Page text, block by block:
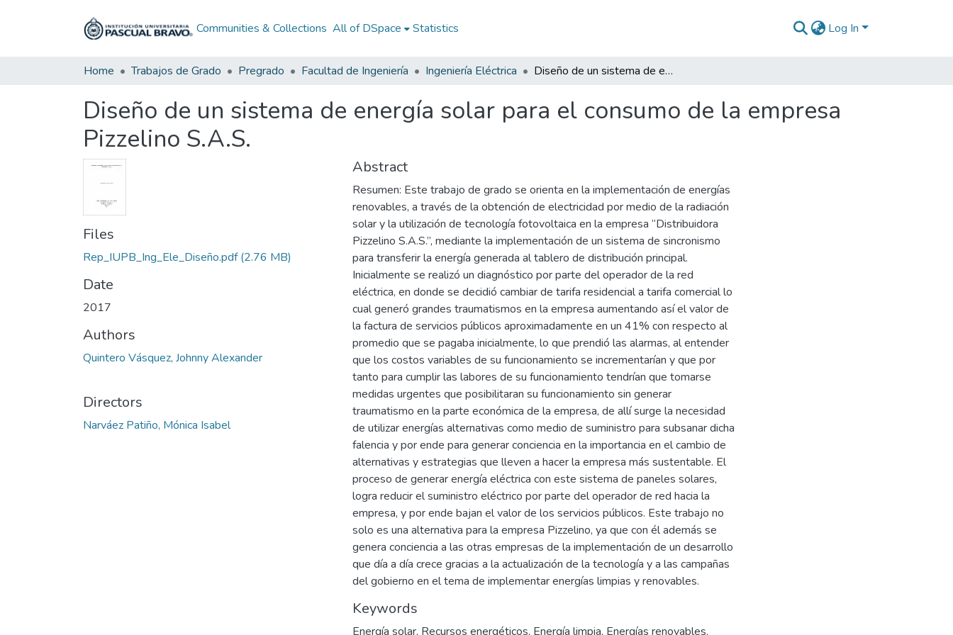
Communities & Collections All of DSpace Statistics Log In
Home Trabajos de Grado Pregrado Facultad de Ingeniería Ingeniería Eléctrica Diseño de un sistema de energía solar para el consumo de la empresa Pizzelino S.A.S.
Diseño de un sistema de energía solar para el consumo de la empresa
Pizzelino S.A.S.
Files
Rep_IUPB_Ing_Ele_Diseño.pdf(2.76 MB)
Date
2017
Authors
Quintero Vásquez, Johnny Alexander
Directors
Narváez Patiño, Mónica Isabel
Abstract
Resumen: Este trabajo de grado se orienta en la implementación de energías
renovables, a través de la obtención de electricidad por medio de la radiación
solar y la utilización de tecnología fotovoltaica en la empresa “Distribuidora
Pizzelino S.A.S.”, mediante la implementación de un sistema de sincronismo
para transferir la energía generada al tablero de distribución principal.
Inicialmente se realizó un diagnóstico por parte del operador de la red
eléctrica, en donde se decidió cambiar de tarifa residencial a tarifa comercial lo
cual generó grandes traumatismos en la empresa aumentando así el valor de
la factura de servicios públicos aproximadamente en un 41% con respecto al
promedio que se pagaba inicialmente, lo que prendió las alarmas, al entender
que los costos variables de su funcionamiento se incrementarían y que por
tanto para cumplir las labores de su funcionamiento tendrían que tomarse
medidas urgentes que posibilitaran su funcionamiento sin generar
traumatismo en la parte económica de la empresa, de allí surge la necesidad
de utilizar energías alternativas como medio de suministro para subsanar dicha
falencia y por ende para generar conciencia en la importancia en el cambio de
alternativas y estrategias que lleven a hacer la empresa más sustentable. El
proceso de generar energía eléctrica con este sistema de paneles solares,
logra reducir el suministro eléctrico por parte del operador de red hacia la
empresa, y por ende bajan el valor de los servicios públicos. Este trabajo no
solo es una alternativa para la empresa Pizzelino, ya que con él además se
genera conciencia a las otras empresas de la implementación de un desarrollo
que día a día crece gracias a la actualización de la tecnología y a las campañas
del gobierno en el tema de implementar energías limpias y renovables.
Keywords
Energía solar, Recursos energéticos, Energía limpia, Energías renovables,